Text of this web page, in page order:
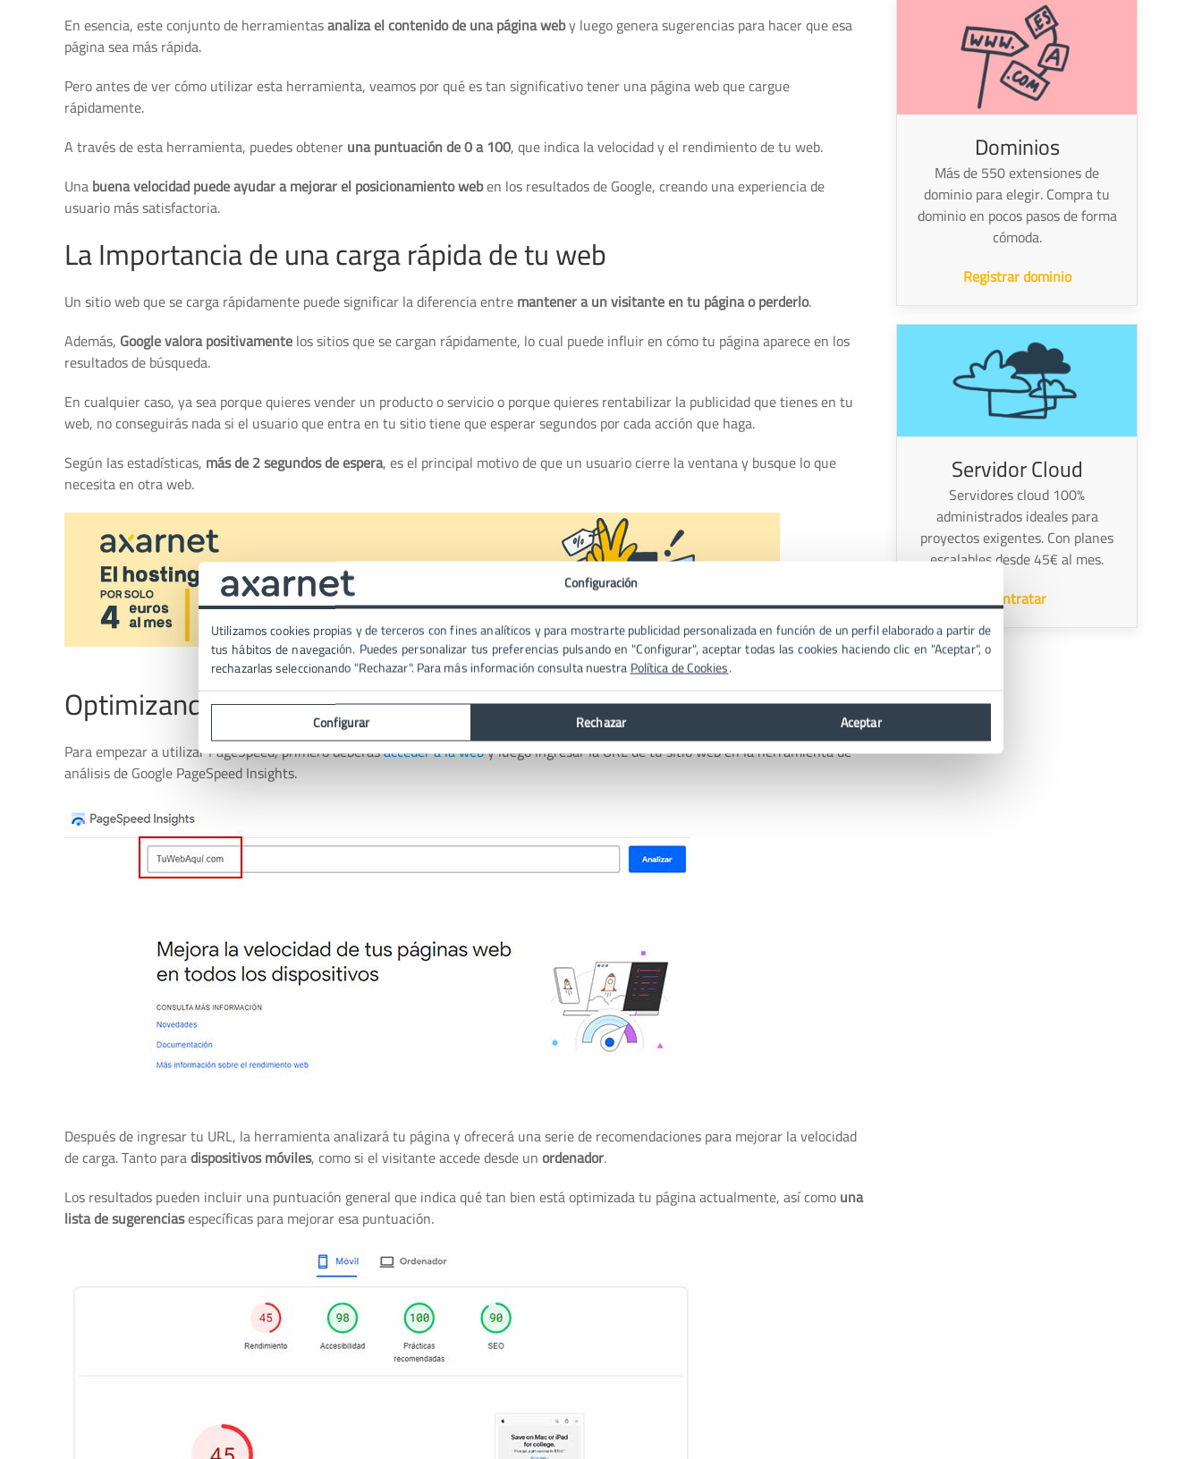
En esencia, este conjunto de herramientasanaliza el contenido de una página weby luego genera sugerencias para hacer que esa
página sea más rápida.
Pero antes de ver cómo utilizar esta herramienta, veamos por qué es tan significativo tener una página web que cargue
rápidamente.
A través de esta herramienta, puedes obteneruna puntuación de 0 a 100, que indica la velocidad y el rendimiento de tu web.
Unabuena velocidad puede ayudar a mejorar el posicionamiento weben los resultados de Google, creando una experiencia de
usuario más satisfactoria.
La Importancia de una carga rápida de tu web
Un sitio web que se carga rápidamente puede significar la diferencia entremantener a un visitante en tu página o perderlo.
Además, Google valora positivamentelos sitios que se cargan rápidamente, lo cual puede influir en cómo tu página aparece en los
resultados de búsqueda.
En cualquier caso, ya sea porque quieres vender un producto o servicio o porque quieres rentabilizar la publicidad que tienes en tu
web, no conseguirás nada si el usuario que entra en tu sitio tiene que esperar segundos por cada acción que haga.
Según las estadísticas, más de 2 segundos de espera, es el principal motivo de que un usuario cierre la ventana y busque lo que
necesita en otra web.
Optimizando tu Web con PageSpeed
Para empezar a utilizar PageSpeed, primero deberásacceder a la weby luego ingresar la URL de tu sitio web en la herramienta de
análisis de Google PageSpeed Insights.
Después de ingresar tu URL, la herramienta analizará tu página y ofrecerá una serie de recomendaciones para mejorar la velocidad
de carga. Tanto paradispositivos móviles, como si el visitante accede desde unordenador.
Los resultados pueden incluir una puntuación general que indica qué tan bien está optimizada tu página actualmente, así comouna
lista de sugerenciasespecíficas para mejorar esa puntuación.
Dominios
Más de 550 extensiones de
dominio para elegir. Compra tu
dominio en pocos pasos de forma
cómoda.
Registrar dominio
Servidor Cloud
Servidores cloud 100%
administrados ideales para
proyectos exigentes. Con planes
escalables desde 45€ al mes.
Contratar
Configuración
Utilizamos cookies propias y de terceros con fines analíticos y para mostrarte publicidad personalizada en función de un perfil elaborado a partir de
tus hábitos de navegación. Puedes personalizar tus preferencias pulsando en "Configurar", aceptar todas las cookies haciendo clic en "Aceptar", o
rechazarlas seleccionando "Rechazar". Para más información consulta nuestraPolítica de Cookies.
Configurar Rechazar Aceptar